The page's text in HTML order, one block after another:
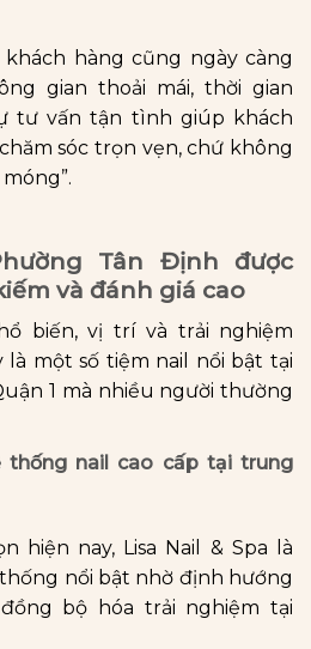
khách hàng cũng ngày càng
gian thoải mái, thời gian
tư vấn tận tình giúp khách
sóc trọn vẹn, chứ không
Tân Định được
và đánh giá cao
biến, vị trí và trải nghiệm
là một số tiệm nail nổi bật tại
1 mà nhiều người thường
thống nail cao cấp tại trung
hiện nay, Lisa Nail & Spa là
nổi bật nhờ định hướng
bộ hóa trải nghiệm tại